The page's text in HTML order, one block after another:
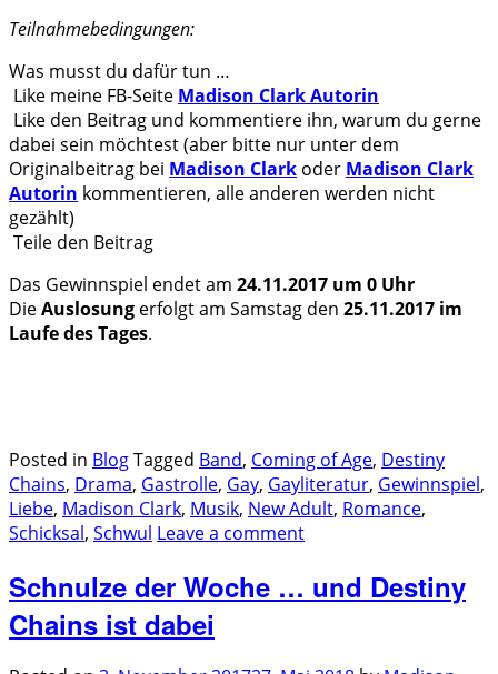
Teilnahmebedingungen:
Was musst du dafür tun …
Like meine FB-Seite Madison Clark Autorin
Like den Beitrag und kommentiere ihn, warum du gerne
dabei sein möchtest (aber bitte nur unter dem
Originalbeitrag bei Madison Clark oder Madison Clark
Autorin kommentieren, alle anderen werden nicht
gezählt)
Teile den Beitrag
Das Gewinnspiel endet am 24.11.2017 um 0 Uhr
DieAuslosung erfolgt am Samstag den 25.11.2017 im
Laufe des Tages.
Posted in BlogTagged Band, Coming of Age, Destiny
Chains, Drama, Gastrolle, Gay, Gayliteratur, Gewinnspiel,
Liebe, Madison Clark, Musik, New Adult, Romance,
Schicksal, Schwul Leave a comment
Schnulze der Woche … und Destiny
Chains ist dabei